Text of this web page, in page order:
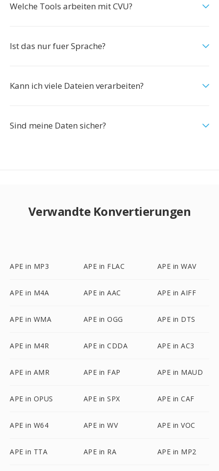
Welche Tools arbeiten mit CVU?
Ist das nur fuer Sprache?
Kann ich viele Dateien verarbeiten?
Sind meine Daten sicher?
Verwandte Konvertierungen
APE in MP3 APE in FLAC APE in WAV
APE in M4A APE in AAC APE in AIFF
APE in WMA APE in OGG APE in DTS
APE in M4R APE in CDDA APE in AC3
APE in AMR APE in FAP APE in MAUD
APE in OPUS APE in SPX APE in CAF
APE in W64 APE in WV APE in VOC
APE in TTA APE in RA APE in MP2